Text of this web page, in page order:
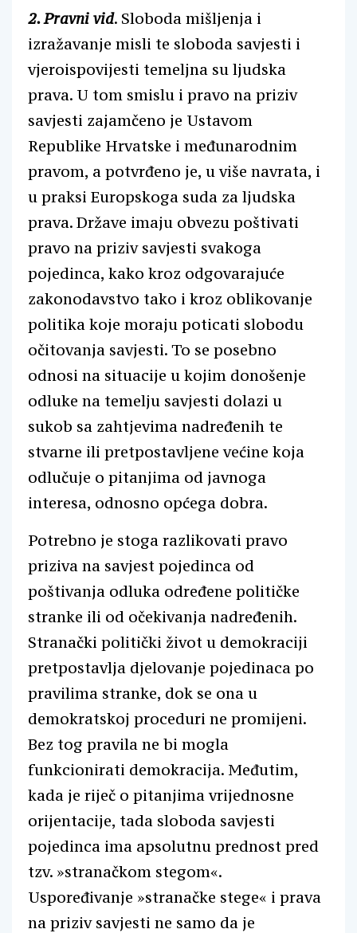
2. Pravni vid. Sloboda mišljenja i
izražavanje misli te sloboda savjesti i
vjeroispovijesti temeljna su ljudska
prava. U tom smislu i pravo na priziv
savjesti zajamčeno je Ustavom
Republike Hrvatske i međunarodnim
pravom, a potvrđeno je, u više navrata, i
u praksi Europskoga suda za ljudska
prava. Države imaju obvezu poštivati
pravo na priziv savjesti svakoga
pojedinca, kako kroz odgovarajuće
zakonodavstvo tako i kroz oblikovanje
politika koje moraju poticati slobodu
očitovanja savjesti. To se posebno
odnosi na situacije u kojim donošenje
odluke na temelju savjesti dolazi u
sukob sa zahtjevima nadređenih te
stvarne ili pretpostavljene većine koja
odlučuje o pitanjima od javnoga
interesa, odnosno općega dobra.
Potrebno je stoga razlikovati pravo
priziva na savjest pojedinca od
poštivanja odluka određene političke
stranke ili od očekivanja nadređenih.
Stranački politički život u demokraciji
pretpostavlja djelovanje pojedinaca po
pravilima stranke, dok se ona u
demokratskoj proceduri ne promijeni.
Bez tog pravila ne bi mogla
funkcionirati demokracija. Međutim,
kada je riječ o pitanjima vrijednosne
orijentacije, tada sloboda savjesti
pojedinca ima apsolutnu prednost pred
tzv. »stranačkom stegom«.
Uspoređivanje »stranačke stege« i prava
na priziv savjesti ne samo da je